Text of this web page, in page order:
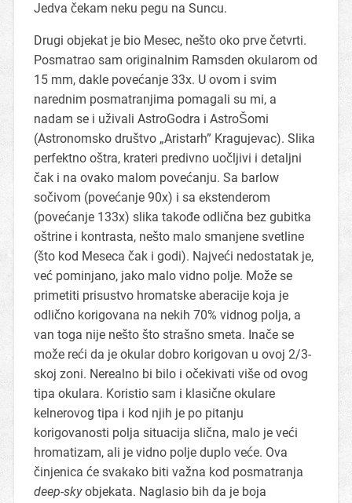
Jedva čekam neku pegu na Suncu.
Drugi objekat je bio Mesec, nešto oko prve četvrti.
Posmatrao sam originalnim Ramsden okularom od
15 mm, dakle povećanje 33x. U ovom i svim
narednim posmatranjima pomagali su mi, a
nadam se i uživali AstroGodra i AstroŠomi
(Astronomsko društvo „Aristarh” Kragujevac). Slika
perfektno oštra, krateri predivno uočljivi i detaljni
čak i na ovako malom povećanju. Sa barlow
sočivom (povećanje 90x) i sa ekstenderom
(povećanje 133x) slika takođe odlična bez gubitka
oštrine i kontrasta, nešto malo smanjene svetline
(što kod Meseca čak i godi). Najveći nedostatak je,
već pominjano, jako malo vidno polje. Može se
primetiti prisustvo hromatske aberacije koja je
odlično korigovana na nekih 70% vidnog polja, a
van toga nije nešto što strašno smeta. Inače se
može reći da je okular dobro korigovan u ovoj 2/3-
skoj zoni. Nerealno bi bilo i očekivati više od ovog
tipa okulara. Koristio sam i klasične okulare
kelnerovog tipa i kod njih je po pitanju
korigovanosti polja situacija slična, malo je veći
hromatizam, ali je vidno polje duplo veće. Ova
činjenica će svakako biti važna kod posmatranja
deep-skyobjekata. Naglasio bih da je boja